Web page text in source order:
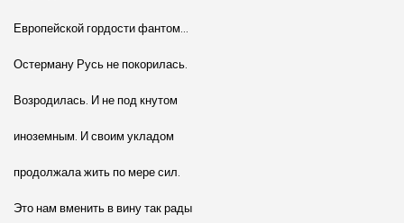
Европейской гордости фантом…
Остерману Русь не покорилась.
Возродилась. И не под кнутом
иноземным. И своим укладом
продолжала жить по мере сил.
Это нам вменить в вину так рады